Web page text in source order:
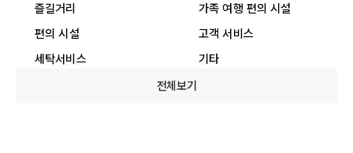
즐길거리
가족 여행 편의 시설
편의 시설
고객 서비스
세탁서비스
기타
전체보기